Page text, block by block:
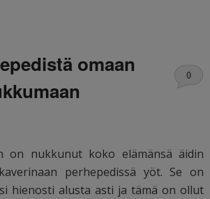
omaan
0
on nukkunut koko elämänsä äidin
perhepedissä yöt. Se on
hienosti alusta asti ja tämä on ollut